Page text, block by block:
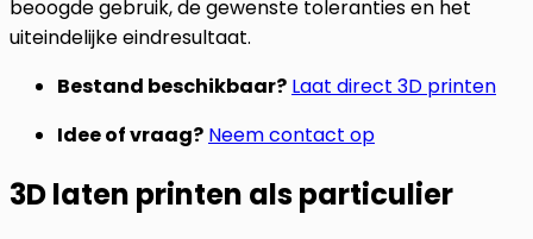
beoogde gebruik, de gewenste toleranties en het
uiteindelijke eindresultaat.
Bestand beschikbaar? Laat direct 3D printen
Idee of vraag? Neem contact op
3D laten printen als particulier